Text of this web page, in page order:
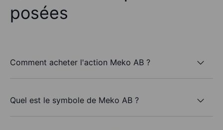
posées
Comment acheter l'action Meko AB ?
Quel est le symbole de Meko AB ?